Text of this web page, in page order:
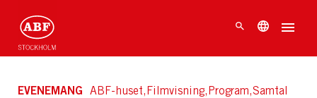
EVENEMANG ABF-huset,Filmvisning,Program,Samtal